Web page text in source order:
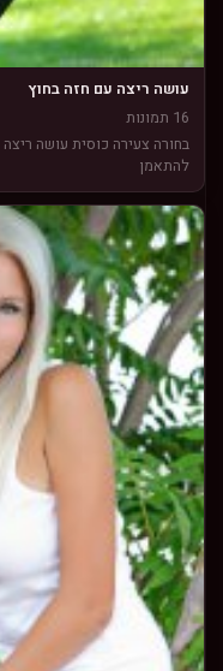
עושה ריצה עם חזה בחוץ
16 תמונות
בחורה צעירה כוסית עושה
להתאמן